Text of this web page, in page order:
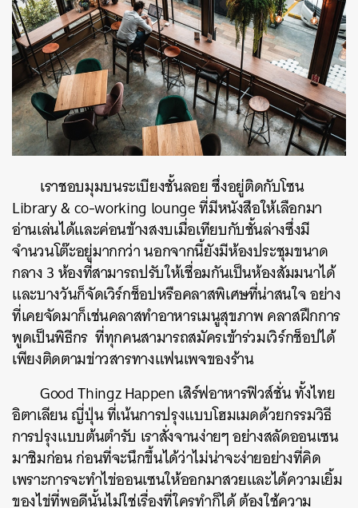
เราชอบมุมบนระเบียงชั้นลอย ซึ่งอยู่ติดกับโซน
Library & co-working loungeที่มีหนังสือให้เลือกมา
อ่านเล่นได้และค่อนข้างสงบเมื่อเทียบกับชั้นล่างซึ่งมี
จำนวนโต๊ะอยู่มากกว่า นอกจากนี้ยังมีห้องประชุมขนาด
กลาง 3 ห้องที่สามารถปรับให้เชื่อมกันเป็นห้องสัมมนาได้
และบางวันก็จัดเวิร์กช็อปหรือคลาสพิเศษที่น่าสนใจ อย่าง
ที่เคยจัดมาก็เช่นคลาสทำอาหารเมนูสุขภาพ คลาสฝึกการ
พูดเป็นพิธีกร ที่ทุกคนสามารถสมัครเข้าร่วมเวิร์กช็อปได้
เพียงติดตามข่าวสารทางแฟนเพจของร้าน
Good Thingz Happen เสิร์ฟอาหารฟิวส์ชั่น ทั้งไทย
อิตาเลียน ญี่ปุ่น ที่เน้นการปรุงแบบโฮมเมดด้วยกรรมวิธี
การปรุงแบบต้นตำรับ เราสั่งจานง่ายๆ อย่างสลัดออนเซน
มาชิมก่อน ก่อนที่จะนึกขึ้นได้ว่าไม่น่าจะง่ายอย่างที่คิด
เพราะการจะทำไข่ออนเซนให้ออกมาสวยและได้ความเยิ้ม
ของไข่ที่พอดีนั้นไม่ใช่เรื่องที่ใครทำก็ได้ ต้องใช้ความ